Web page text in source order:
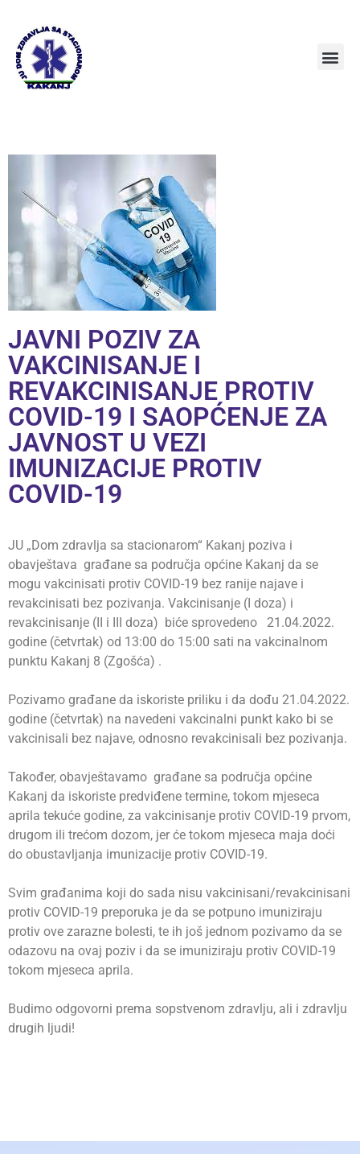
JAVNI POZIV ZA
VAKCINISANJE I
REVAKCINISANJE PROTIV
COVID-19 I SAOPĆENJE ZA
JAVNOST U VEZI
IMUNIZACIJE PROTIV
COVID-19
JU „Dom zdravlja sa stacionarom“ Kakanj poziva i
obavještava građane sa područja općine Kakanj da se
mogu vakcinisati protiv COVID-19 bez ranije najave i
revakcinisati bez pozivanja. Vakcinisanje (I doza) i
revakcinisanje (II i III doza) biće sprovedeno 21.04.2022.
godine (četvrtak) od 13:00 do 15:00 sati na vakcinalnom
punktu Kakanj 8 (Zgošća) .
Pozivamo građane da iskoriste priliku i da dođu 21.04.2022.
godine (četvrtak) na navedeni vakcinalni punkt kako bi se
vakcinisali bez najave, odnosno revakcinisali bez pozivanja.
Također, obavještavamo građane sa područja općine
Kakanj da iskoriste predviđene termine, tokom mjeseca
aprila tekuće godine, za vakcinisanje protiv COVID-19 prvom,
drugom ili trećom dozom, jer će tokom mjeseca maja doći
do obustavljanja imunizacije protiv COVID-19.
Svim građanima koji do sada nisu vakcinisani/revakcinisani
protiv COVID-19 preporuka je da se potpuno imuniziraju
protiv ove zarazne bolesti, te ih još jednom pozivamo da se
odazovu na ovaj poziv i da se imuniziraju protiv COVID-19
tokom mjeseca aprila.
Budimo odgovorni prema sopstvenom zdravlju, ali i zdravlju
drugih ljudi!